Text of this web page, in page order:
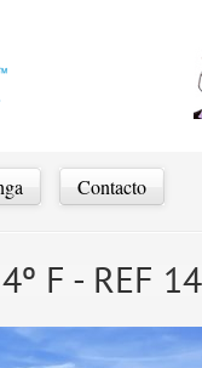
Contacto
F - REF